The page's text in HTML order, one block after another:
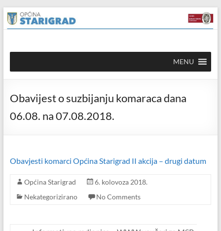
content
Skip
to
content
Općina
Starigrad
mrežna
stranica
MENU
Obavijest o suzbijanju komaraca dana
06.08. na 07.08.2018.
Obavjesti komarci Općina Starigrad II akcija – drugi datum
Općina Starigrad
6. kolovoza 2018.
Nekategorizirano
No Comments